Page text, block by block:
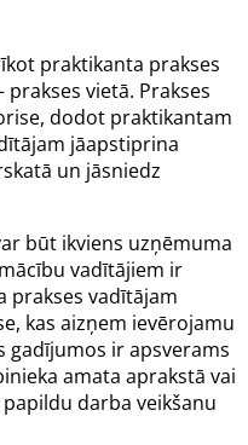
praktikanta prakses
vietā. Prakses
dodot praktikantam
jāapstiprina
un jāsniedz
būt ikviens uzņēmuma
vadītājiem ir
prakses vadītājam
kas aizņem ievērojamu
gadījumos ir apsverams
amata aprakstā vai
darba veikšanu